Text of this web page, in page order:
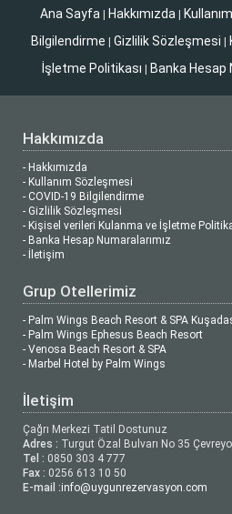
Ana Sayfa | Hakkımızda |
Bilgilendirme | Gizlilik Sözleşmesi |
İşletme Politikası | Banka Hesap
Hakkımızda
- Hakkımızda
- Kullanım Sözleşmesi
- COVID-19 Bilgilendirme
- Gizlilik Sözleşmesi
- Kişisel verileri Kulanma ve İşletme
- Banka Hesap Numaralarımız
- İletişim
Grup Otellerimiz
- Palm Wings Beach Resort & SPA
- Palm Wings Ephesus Beach Resort
- Venosa Beach Resort & SPA
- Marbel Hotel by Palm Wings
İletişim
Çağrı Merkezi Tatil Dostunuz
Adres : Turgut Özal Bulvarı No 35
Tel : 0850 303 4 777
Fax : 0256 613 10 50
E-mail :info@uygunrezervasyon.com